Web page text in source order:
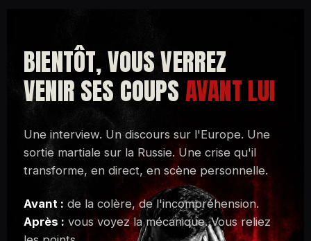
BIENTÔT, VOUS VERREZ
VENIR SES COUPSAVANT LUI
Une interview. Un discours sur l'Europe. Une
sortie martiale sur la Russie. Une crise qu'il
transforme, en direct, en scène personnelle.
Avant : de la colère, de l'incompréhension.
Après : vous voyez la mécanique. Vous reliez